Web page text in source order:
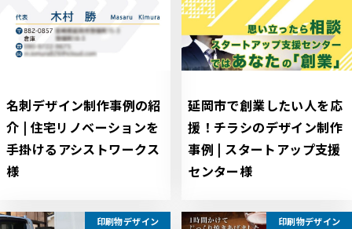
名刺デザイン制作事例の紹
介 | 住宅リノベーションを
手掛けるアシストワークス
様
延岡市で創業したい人を応
援！チラシのデザイン制作
事例 | スタートアップ支援
センター様
印刷物デザイン 印刷物デザイン